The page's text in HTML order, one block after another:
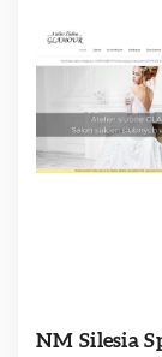
NM Silesia